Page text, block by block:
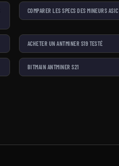
COMPARER LES SPECS DES MINEURS ASIC
ACHETER UN ANTMINER S19 TESTÉ
BITMAIN ANTMINER S21